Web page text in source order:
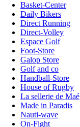
Basket-Center
Daily Bikers
Direct Running
Direct-Volley
Espace Golf
Foot-Store
Galop Store
Golf and co
Handball-Store
House of Rugby
La sellerie de Maé
Made in Paradis
Nauti-wave
On-Fight